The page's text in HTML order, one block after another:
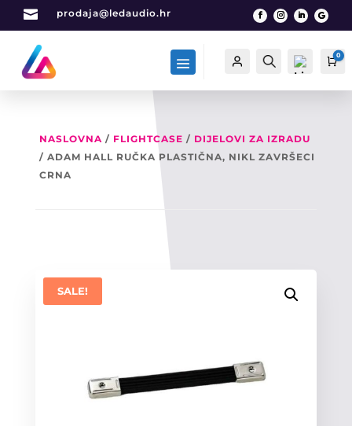
 prodaja@ledaudio.hr
Račun Traži
List
0
NASLOVNA/ FLIGHTCASE / DIJELOVI ZA IZRADU
/ ADAM HALL RUČKA PLASTIČNA, NIKL ZAVRŠECI
CRNA
SALE!